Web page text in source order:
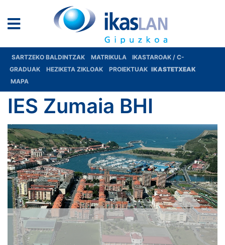
SARTZEKO BALDINTZAK MATRIKULA
IKASTAROAK / C-
GRADUAK
HEZIKETA ZIKLOAK PROIEKTUAK IKASTETXEAK
MAPA
IES Zumaia BHI